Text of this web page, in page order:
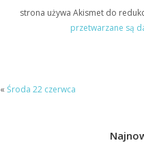
strona używa Akismet do
przetwarzane są
« Środa 22 czerwca